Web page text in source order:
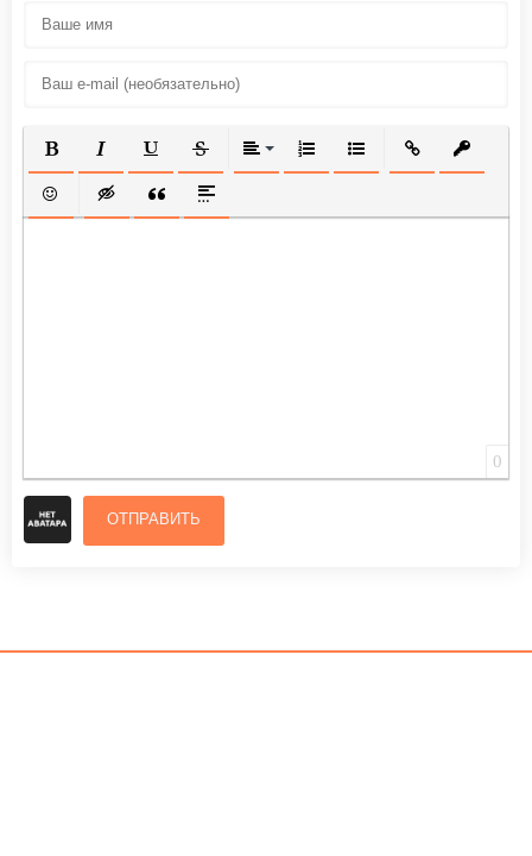
ПОЛУЖИРНЫЙ
КУРСИВПОДЧЕРКНУТЫЙ
ЗАЧЕРКНУТЫЙВЫРАВНИВАНИЕ
НУМЕРОВАННЫЙ СПИСОК
МАРКИРОВАННЫЙ
ВСТАВИТЬ
ВСТАВИТЬ СМАЙЛИК
ВСТАВКА СКРЫТОГО ТЕКСТА
ВСТАВКА ЦИТАТЫ
ВСТАВКА СПОЙЛЕРА
0
ОТПРАВИТЬ